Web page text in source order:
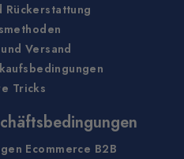
Rückerstattung
Versand
Tricks
Ecommerce B2B